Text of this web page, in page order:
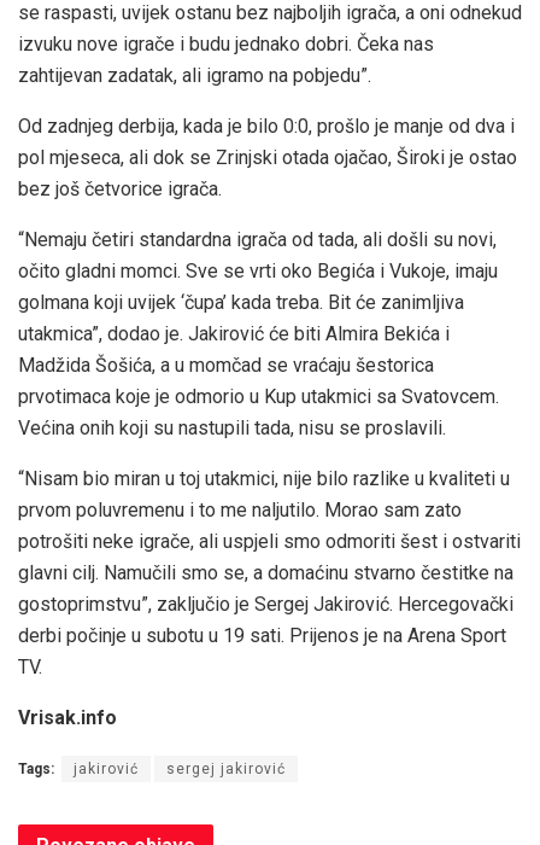
se raspasti, uvijek ostanu bez najboljih igrača, a oni odnekud
izvuku nove igrače i budu jednako dobri. Čeka nas
zahtijevan zadatak, ali igramo na pobjedu”.
Od zadnjeg derbija, kada je bilo 0:0, prošlo je manje od dva i
pol mjeseca, ali dok se Zrinjski otada ojačao, Široki je ostao
bez još četvorice igrača.
“Nemaju četiri standardna igrača od tada, ali došli su novi,
očito gladni momci. Sve se vrti oko Begića i Vukoje, imaju
golmana koji uvijek ‘čupa’ kada treba. Bit će zanimljiva
utakmica”, dodao je. Jakirović će biti Almira Bekića i
Madžida Šošića, a u momčad se vraćaju šestorica
prvotimaca koje je odmorio u Kup utakmici sa Svatovcem.
Većina onih koji su nastupili tada, nisu se proslavili.
“Nisam bio miran u toj utakmici, nije bilo razlike u kvaliteti u
prvom poluvremenu i to me naljutilo. Morao sam zato
potrošiti neke igrače, ali uspjeli smo odmoriti šest i ostvariti
glavni cilj. Namučili smo se, a domaćinu stvarno čestitke na
gostoprimstvu”, zaključio je Sergej Jakirović. Hercegovački
derbi počinje u subotu u 19 sati. Prijenos je na Arena Sport
TV.
Vrisak.info
Tags: jakirović sergej jakirović